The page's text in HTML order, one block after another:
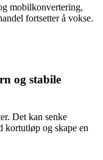
mobilkonvertering,
fortsetter å vokse.
og stabile
Det kan senke
kortutløp og skape en